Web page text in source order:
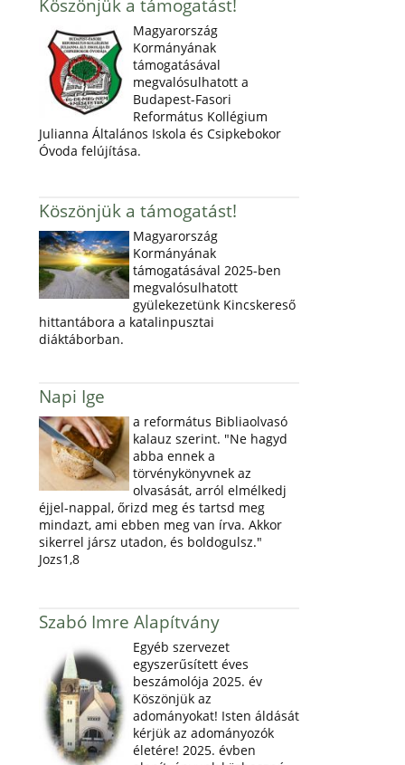
Köszönjük a támogatást!
Magyarország
Kormányának
támogatásával
megvalósulhatott a
Budapest-Fasori
Református Kollégium
Julianna Általános Iskola és Csipkebokor
Óvoda felújítása.
Köszönjük a támogatást!
Magyarország
Kormányának
támogatásával 2025-ben
megvalósulhatott
gyülekezetünk Kincskereső
hittantábora a katalinpusztai
diáktáborban.
Napi Ige
a református Bibliaolvasó
kalauz szerint. "Ne hagyd
abba ennek a
törvénykönyvnek az
olvasását, arról elmélkedj
éjjel-nappal, őrizd meg és tartsd meg
mindazt, ami ebben meg van írva. Akkor
sikerrel jársz utadon, és boldogulsz."
Jozs1,8
Szabó Imre Alapítvány
Egyéb szervezet
egyszerűsített éves
beszámolója 2025. év
Köszönjük az
adományokat! Isten áldását
kérjük az adományozók
életére! 2025. évben